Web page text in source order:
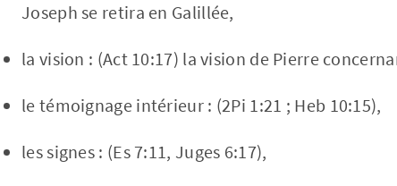
Joseph se retira en Galillée,
la vision : (Act 10:17) la vision de Pierre
le témoignage intérieur : (2Pi 1:21 ; Heb 10:15),
les signes : (Es 7:11, Juges 6:17),